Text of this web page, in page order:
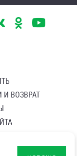
И ВОЗВРАТ
данных
данны